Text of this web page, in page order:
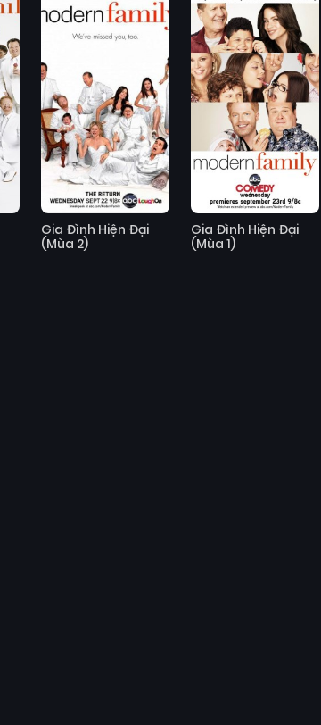
Gia Đình Hiện Đại
(Mùa 2)
Gia Đình Hiện Đại
(Mùa 1)